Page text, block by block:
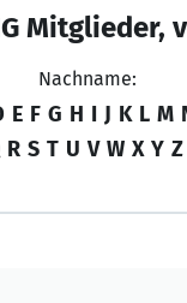
Mitglieder,
Nachname:
E F G H I J K L M
R S T U V W X Y Z